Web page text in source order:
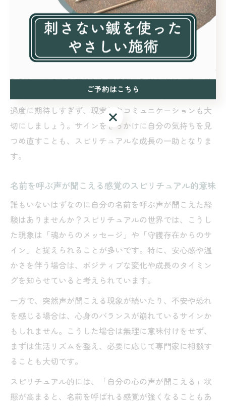
な意味で「思われている」サインの一つとされていま
す。これらのサインは「人の心の声が聞こえる能力」や
「突然声が聞こえるスピリチュアルな現象」とも関連し
ます。
ただし、こうしたサインを受け取ったからといって、必
ずしも相手が自分を特別に思っているとは限りません。
過度に期待しすぎず、現実的なコミュニケーションも大
切にしましょう。サインをきっかけに自分の気持ちを見
つめ直すことも、スピリチュアルな成長の一助となりま
す。
名前を呼ぶ声が聞こえる感覚のスピリチュアル的意味
誰もいないはずなのに自分の名前を呼ぶ声が聞こえた経
験はありませんか？スピリチュアルの世界では、こうし
た現象は「魂からのメッセージ」や「守護存在からのサ
イン」と捉えられることが多いです。特に、安心感や温
かさを伴う場合は、ポジティブな変化や成長のタイミン
グを知らせていると考えられています。
一方で、突然声が聞こえる現象が続いたり、不安や恐れ
を感じる場合は、心身のバランスが崩れているサインか
もしれません。こうした場合は無理に意味付けをせず、
まずは生活リズムを整え、必要に応じて専門家に相談す
ることも大切です。
スピリチュアル的には、「自分の心の声が聞こえる」状
態が高まると、名前を呼ばれる感覚が強くなることもあ
ご予約はこちら
ご予約はこちら